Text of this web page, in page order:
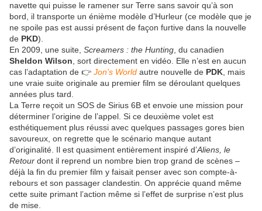
navette qui puisse le ramener sur Terre sans savoir qu’à son
bord, il transporte un énième modèle d’Hurleur (ce modèle que je
ne spoile pas est aussi présent de façon furtive dans la nouvelle
de PKD).
En 2009, une suite, Screamers : the Hunting , du canadien
Sheldon Wilson , sort directement en vidéo. Elle n’est en aucun
cas l’adaptation de 👉 Jon’s World autre nouvelle de PDK , mais
une vraie suite originale au premier film se déroulant quelques
années plus tard.
La Terre reçoit un SOS de Sirius 6B et envoie une mission pour
déterminer l’origine de l’appel. Si ce deuxième volet est
esthétiquement plus réussi avec quelques passages gores bien
savoureux, on regrette que le scénario manque autant
d’originalité. Il est quasiment entièrement inspiré d’Aliens, le
Retour dont il reprend un nombre bien trop grand de scènes –
déjà la fin du premier film y faisait penser avec son compte-à-
rebours et son passager clandestin. On apprécie quand même
cette suite primant l’action même si l’effet de surprise n’est plus
de mise.